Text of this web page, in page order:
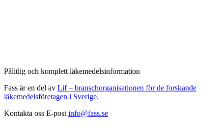
Pålitlig och komplett läkemedelsinformation
Fass är en del av Lif – branschorganisationen för de forskande
läkemedelsföretagen i Sverige.
Kontakta oss E-post info@fass.se